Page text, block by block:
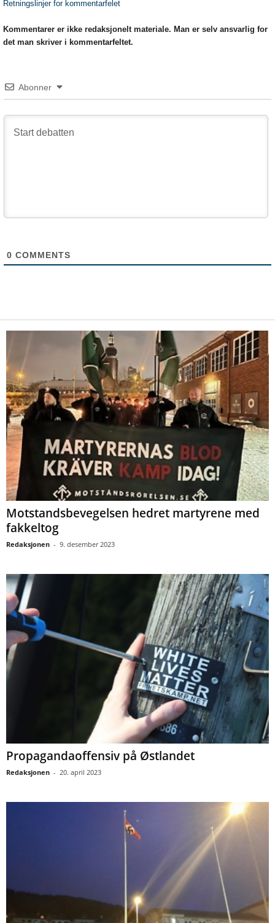
Retningslinjer for kommentarfelet
Kommentarer er ikke redaksjonelt materiale. Man er selv ansvarlig for
det man skriver i kommentarfeltet.
Abonner
0 COMMENTS
Motstandsbevegelsen hedret martyrene med
fakkeltog
Redaksjonen - 9. desember 2023
Propagandaoffensiv på Østlandet
Redaksjonen - 20. april 2023